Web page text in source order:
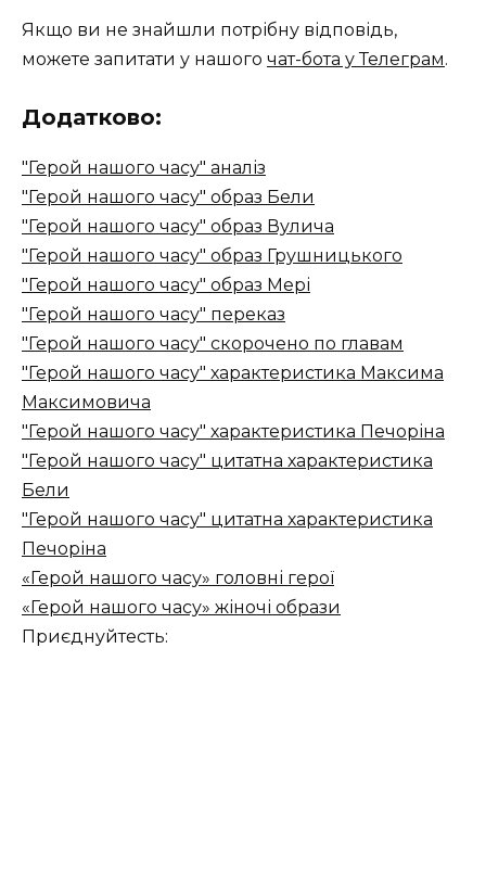
Якщо ви не знайшли потрібну відповідь,
можете запитати у нашого чат-бота у Телеграм.
Додатково:
"Герой нашого часу" аналіз
"Герой нашого часу" образ Бели
"Герой нашого часу" образ Вулича
"Герой нашого часу" образ Грушницького
"Герой нашого часу" образ Мері
"Герой нашого часу" переказ
"Герой нашого часу" скорочено по главам
"Герой нашого часу" характеристика Максима
Максимовича
"Герой нашого часу" характеристика Печоріна
"Герой нашого часу" цитатна характеристика
Бели
"Герой нашого часу" цитатна характеристика
Печоріна
«Герой нашого часу» головні герої
«Герой нашого часу» жіночі образи
Приєднуйтесть: